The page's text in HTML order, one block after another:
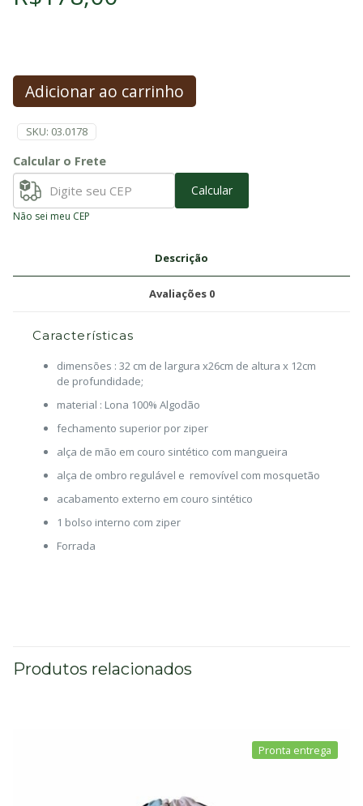
Adicionar ao carrinho
SKU: 03.0178
Calcular o Frete
Calcular
Não sei meu CEP
Descrição
Avaliações 0
Características
dimensões : 32 cm de largura x26cm de altura x 12cm
de profundidade;
material : Lona 100% Algodão
fechamento superior por ziper
alça de mão em couro sintético com mangueira
alça de ombro regulável e removível com mosquetão
acabamento externo em couro sintético
1 bolso interno com ziper
Forrada
Produtos relacionados